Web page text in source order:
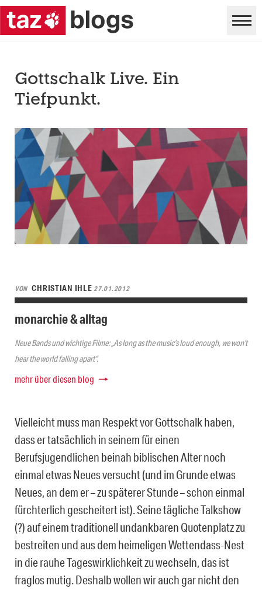
Gottschalk Live. Ein
Tiefpunkt.
VON CHRISTIAN IHLE27.01.2012
monarchie & alltag
Neue Bands und wichtige Filme: „As long as the music’s loud enough, we won’t
hear the world falling apart“.
mehr über diesen blog
Vielleicht muss man Respekt vor Gottschalk haben,
dass er tatsächlich in seinem für einen
Berufsjugendlichen beinah biblischen Alter noch
einmal etwas Neues versucht (und im Grunde etwas
Neues, an dem er – zu späterer Stunde – schon einmal
fürchterlich gescheitert ist). Seine tägliche Talkshow
(?) auf einem traditionell undankbaren Quotenplatz zu
bestreiten und aus dem heimeligen Wettendass-Nest
in die rauhe Tageswirklichkeit zu wechseln, das ist
fraglos mutig. Deshalb wollen wir auch gar nicht den